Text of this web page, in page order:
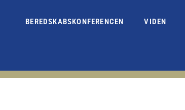
BEREDSKABSKONFERENCEN VIDEN